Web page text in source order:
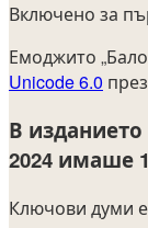
Включено за
Емоджито
Unicode 6.0
В изданието
2024 имаше
Ключови думи